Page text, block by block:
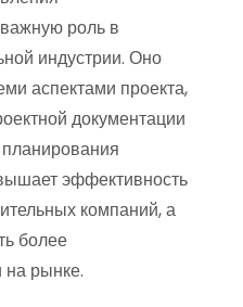
роль в
индустрии. Оно
аспектами проекта,
документации
эффективность
компаний, а
более
на рынке.